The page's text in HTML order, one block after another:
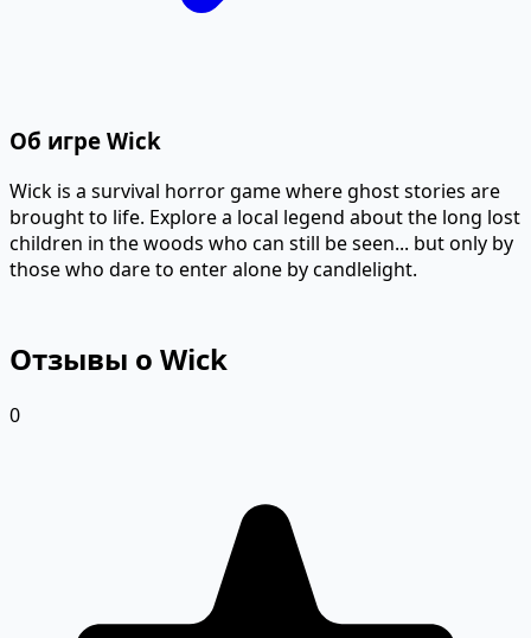
Об игре Wick
Wick is a survival horror game where ghost stories are
brought to life. Explore a local legend about the long lost
children in the woods who can still be seen... but only by
those who dare to enter alone by candlelight.
Отзывы о Wick
0